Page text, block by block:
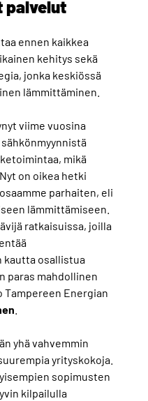
palvelut
ennen kaikkea
kehitys sekä
jonka keskiössä
lämmittäminen.
viime vuosina
mikä
on oikea hetki
parhaiten, eli
lämmittämiseen.
ratkaisuissa, joilla
kautta osallistua
paras mahdollinen
Energian
yhä vahvemmin
yrityskokoja.
sopimusten
kilpailulla